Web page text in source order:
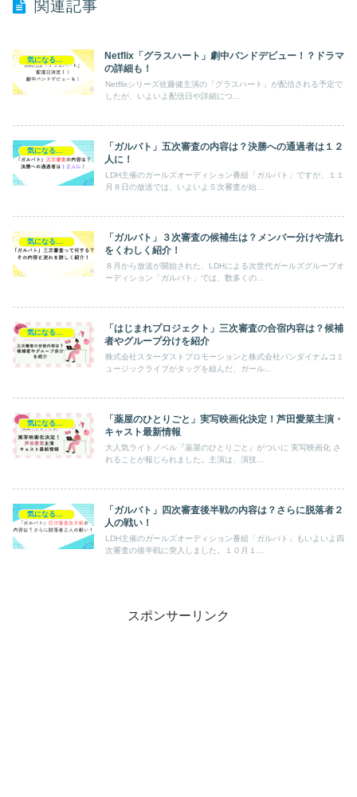
関連記事
気になるエンタメ
Netflix「グラスハート」劇中バンドデビュー！？ドラマ
の詳細も！
Netflixシリーズ佐藤健主演の「グラスハート」が配信される予定で
したが、いよいよ配信日や詳細につ...
気になるエンタメ
「ガルバト」五次審査の内容は？決勝への通過者は１２
人に！
LDH主催のガールズオーディション番組「ガルバト」ですが、１１
月８日の放送では、いよいよ５次審査が始...
気になるエンタメ
「ガルバト」３次審査の候補生は？メンバー分けや流れ
をくわしく紹介！
８月から放送が開始された、LDHによる次世代ガールズグループオ
ーディション「ガルバト」では、数多くの...
気になるエンタメ
「はじまれプロジェクト」三次審査の合宿内容は？候補
者やグループ分けを紹介
株式会社スターダストプロモーションと株式会社バンダイナムコミ
ュージックライブがタッグを組んだ、ガール...
「薬屋のひとりごと」実写映画化決定！芦田愛菜主演・
キャスト最新情報
大人気ライトノベル『薬屋のひとりごと』がついに 実写映画化 さ
れることが報じられました。主演は、演技...
「ガルバト」四次審査後半戦の内容は？さらに脱落者２
人の戦い！
LDH主催のガールズオーディション番組「ガルバト」もいよいよ四
次審査の後半戦に突入しました。１０月１...
スポンサーリンク